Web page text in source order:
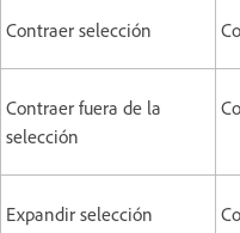
Contraer selección
Contraer fuera de la
selección
Expandir selección